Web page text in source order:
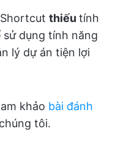
thiếu tính
sử dụng tính năng
lý dự án tiện lợi
khảo bài đánh
tôi.